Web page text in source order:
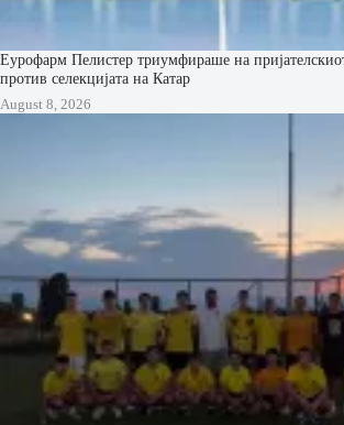
Еурофарм Пелистер триумфираше на
против селекцијата на Катар
August 8, 2026